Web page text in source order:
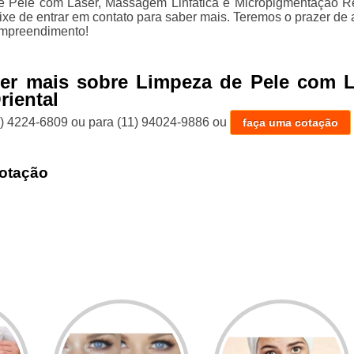
de entrar em contato para saber mais. Teremos o prazer de
mais sobre Limpeza de Pele com
4224-6809 ou para (11) 94024-9886 ou faça uma cotação